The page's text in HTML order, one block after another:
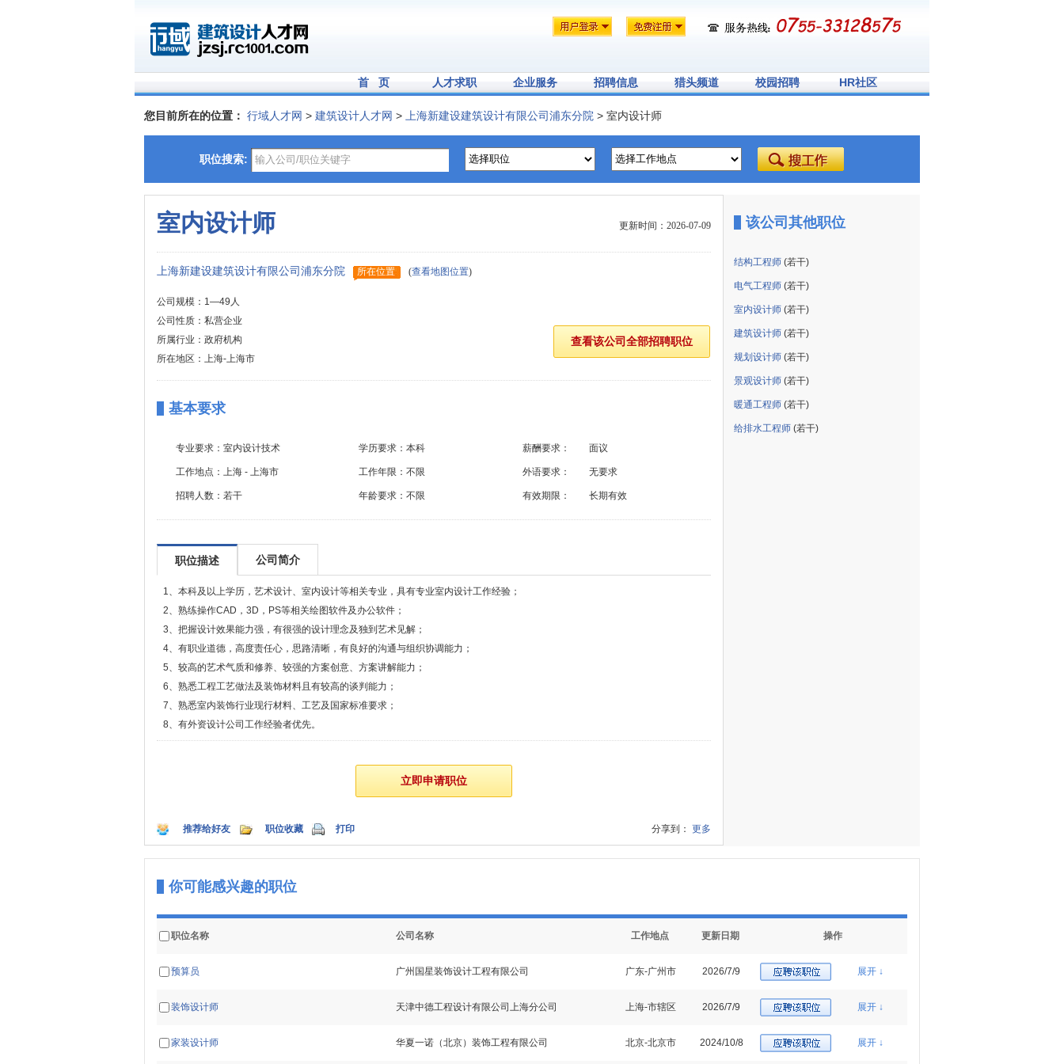
首 页 人才求职 企业服务 招聘信息 猎头频道 校园招聘 HR社区
您目前所在的位置： 行域人才网 > 建筑设计人才网 > 上海新建设建筑设计有限公司浦东分院 > 室内设计师
职位搜索:
更新时间：2026-07-09
室内设计师
上海新建设建筑设计有限公司浦东分院 所在位置 (查看地图位置)
公司规模：1—49人
公司性质：私营企业
所属行业：政府机构
所在地区：上海-上海市
基本要求
专业要求： 室内设计技术 学历要求： 本科 薪酬要求： 面议
工作地点： 上海 - 上海市 工作年限： 不限 外语要求： 无要求
招聘人数： 若干 年龄要求： 不限 有效期限： 长期有效
职位描述 公司简介
1、本科及以上学历，艺术设计、室内设计等相关专业，具有专业室内设计工作经验；
2、熟练操作CAD，3D，PS等相关绘图软件及办公软件；
3、把握设计效果能力强，有很强的设计理念及独到艺术见解；
4、有职业道德，高度责任心，思路清晰，有良好的沟通与组织协调能力；
5、较高的艺术气质和修养、较强的方案创意、方案讲解能力；
6、熟悉工程工艺做法及装饰材料且有较高的谈判能力；
7、熟悉室内装饰行业现行材料、工艺及国家标准要求；
8、有外资设计公司工作经验者优先。
推荐给好友 职位收藏 打印 分享到： 更多
该公司其他职位
结构工程师 (若干)
电气工程师 (若干)
室内设计师 (若干)
建筑设计师 (若干)
规划设计师 (若干)
景观设计师 (若干)
暖通工程师 (若干)
给排水工程师 (若干)
你可能感兴趣的职位
职位名称 公司名称 工作地点 更新日期 操作
预算员 广州国星装饰设计工程有限公司 广东-广州市 2026/7/9 展开 ↓
装饰设计师 天津中德工程设计有限公司上海分公司 上海-市辖区 2026/7/9 展开 ↓
家装设计师 华夏一诺（北京）装饰工程有限公司 北京-北京市 2024/10/8 展开 ↓